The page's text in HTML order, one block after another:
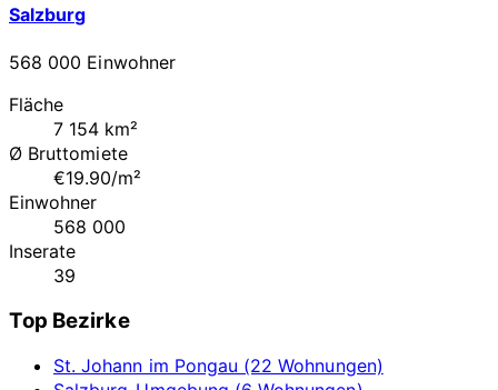
Salzburg
568 000 Einwohner
Fläche
7 154 km²
Ø Bruttomiete
€19.90/m²
Einwohner
568 000
Inserate
39
Top Bezirke
St. Johann im Pongau (22 Wohnungen)